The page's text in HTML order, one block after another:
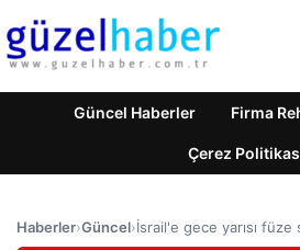
Güncel Haberler Firma
Çerez
Haberler›Güncel›İsrail'e gece yarısı füze